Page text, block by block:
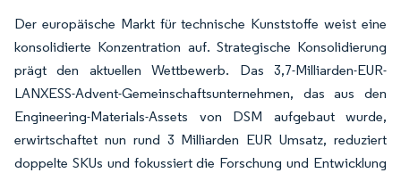
Der europäische Markt für technische Kunststoffe weist eine
konsolidierte Konzentration auf. Strategische Konsolidierung
prägt den aktuellen Wettbewerb. Das 3,7-Milliarden-EUR-
LANXESS-Advent-Gemeinschaftsunternehmen, das aus den
Engineering-Materials-Assets von DSM aufgebaut wurde,
erwirtschaftet nun rund 3 Milliarden EUR Umsatz, reduziert
doppelte SKUs und fokussiert die Forschung und Entwicklung